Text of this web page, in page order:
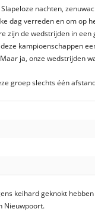
nachten,
dag verreden en om op
zijn de wedstrijden in
kampioenschappen
ja, onze wedstrijden
groep slechts één
keihard geknokt
Nieuwpoort.